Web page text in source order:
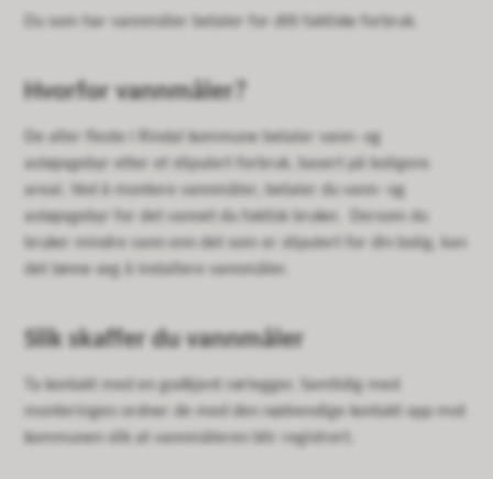
Du som har vannmåler betaler for ditt faktiske forbruk.
Hvorfor vannmåler?
De aller fleste i Rindal kommune betaler vann- og
avløpsgebyr etter et stipulert forbruk, basert på boligens
areal. Ved å montere vannmåler, betaler du vann- og
avløpsgebyr for det vannet du faktisk bruker. Dersom du
bruker mindre vann enn det som er stipulert for din bolig, kan
det lønne seg å installere vannmåler.
Slik skaffer du vannmåler
Ta kontakt med en godkjent rørlegger. Samtidig med
monteringen ordner de med den nødvendige kontakt opp mot
kommunen slik at vannmåleren blir registrert.